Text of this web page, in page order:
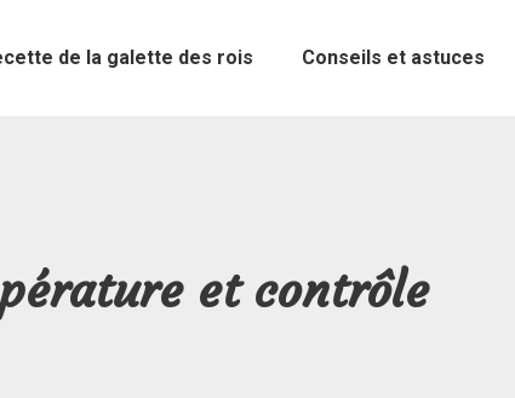
de la galette des rois Conseils et astuces
et contrôle